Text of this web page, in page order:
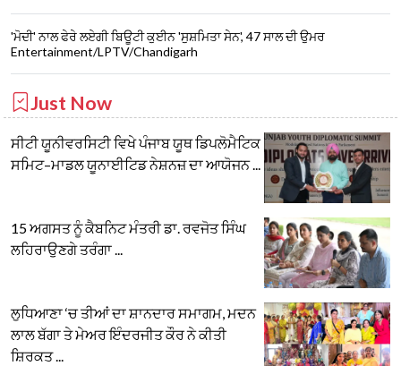
'ਮੋਦੀ' ਨਾਲ ਫੇਰੇ ਲਏਗੀ ਬਿਊਟੀ ਕੁਈਨ 'ਸੁਸ਼ਮਿਤਾ ਸੇਨ', 47 ਸਾਲ ਦੀ ਉਮਰ
Entertainment/LPTV/Chandigarh
Just Now
ਸੀਟੀ ਯੂਨੀਵਰਸਿਟੀ ਵਿਖੇ ਪੰਜਾਬ ਯੂਥ ਡਿਪਲੋਮੈਟਿਕ
ਸਮਿਟ–ਮਾਡਲ ਯੂਨਾਈਟਿਡ ਨੇਸ਼ਨਜ਼ ਦਾ ਆਯੋਜਨ ...
15 ਅਗਸਤ ਨੂੰ ਕੈਬਨਿਟ ਮੰਤਰੀ ਡਾ. ਰਵਜੋਤ ਸਿੰਘ
ਲਹਿਰਾਉਣਗੇ ਤਰੰਗਾ ...
ਲੁਧਿਆਣਾ ‘ਚ ਤੀਆਂ ਦਾ ਸ਼ਾਨਦਾਰ ਸਮਾਗਮ, ਮਦਨ
ਲਾਲ ਬੱਗਾ ਤੇ ਮੇਅਰ ਇੰਦਰਜੀਤ ਕੌਰ ਨੇ ਕੀਤੀ
ਸ਼ਿਰਕਤ ...